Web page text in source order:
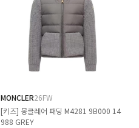
MONCLER26FW
[키즈] 몽클레어 패딩 M4281 9B000 14
988 GREY